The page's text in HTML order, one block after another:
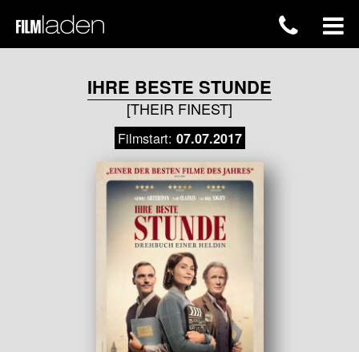
IHRE BESTE STUNDE
[THEIR FINEST]
Filmstart: 07.07.2017